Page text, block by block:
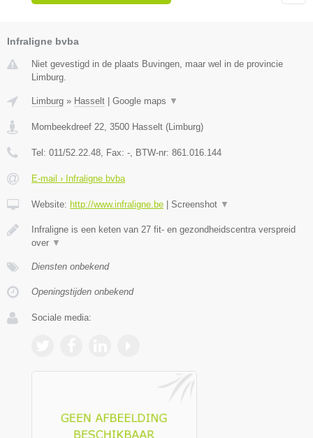
Infraligne bvba
Niet gevestigd in de plaats Buvingen, maar wel in de provincie
Limburg.
Limburg » Hasselt | Google maps ▼
Mombeekdreef 22 3500 Hasselt (Limburg)
Tel: 011/52.22.48 , Fax: - , BTW-nr: 861.016.144
E-mail › Infraligne bvba
Website: http://www.infraligne.be | Screenshot ▼
Infraligne is een keten van 27 fit- en gezondheidscentra verspreid
over ▼
Diensten onbekend
Openingstijden onbekend
Sociale media: